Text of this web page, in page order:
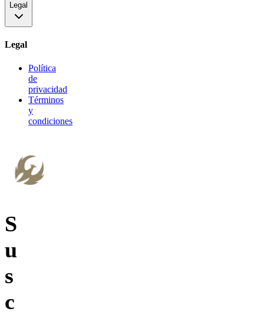
Legal
Legal
Política
de
privacidad
Términos
y
condiciones
S
u
s
c